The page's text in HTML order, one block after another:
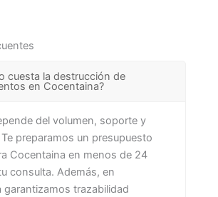
cuesta la destrucción de
en Cocentaina?
del volumen, soporte y
preparamos un presupuesto
Cocentaina en menos de 24
consulta. Además, en
garantizamos trazabilidad